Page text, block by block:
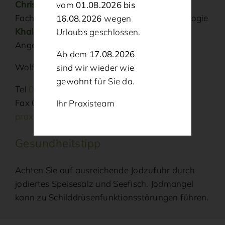
Christina Bittner
Fachärztin für Allgemeinmedizin und Neurologie
Khalil Najjar
Angestellter Facharzt für Allgemeinmedizin
Wolfgrubenweg 2, 92526 Oberviechtach
Tel 09671 / 91 620
Fax 09671 / 91 622
praxis@hausarzt-oberviechtach.de
Gesundheitstipp
Achten Sie auf ausreichende Jodzufuhr durch
jodiertes Speisesalz und Seefisch. Jodmangel
kann zu Schilddrüsenfunktionsstörungen führen.
vom01.08.2026 bis
16.08.2026 wegen
Urlaubs geschlossen.
Ab dem 17.08.2026
sind wir wieder wie
gewohnt für Sie da.
Ihr Praxisteam